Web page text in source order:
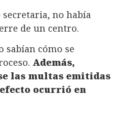
no había
de un centro.
sabían cómo se
Además,
las multas emitidas
ocurrió en